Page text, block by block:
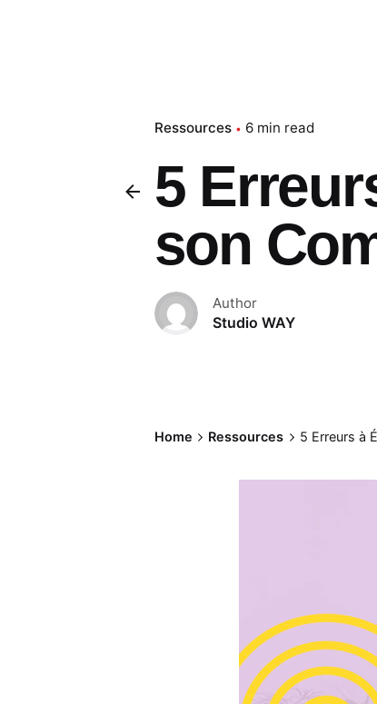
Ressources 6 min read
5
son
Author
Studio WAY
Home Ressources 5 Erreurs à